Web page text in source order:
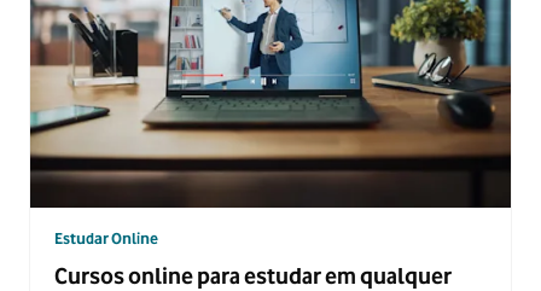
Estudar Online
Cursos online para estudar em qualquer